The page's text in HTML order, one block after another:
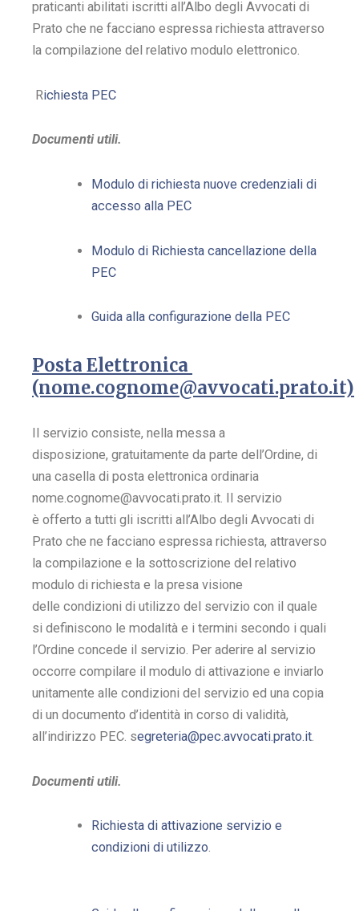
praticanti abilitati iscritti all’Albo degli Avvocati di
Prato che ne facciano espressa richiesta attraverso
la compilazione del relativo modulo elettronico.
Richiesta PEC
Documenti utili.
Modulo di richiesta nuove credenziali di
accesso alla PEC
Modulo di Richiesta cancellazione della
PEC
Guida alla configurazione della PEC
Posta Elettronica
(nome.cognome@avvocati.prato.it)
Il servizio consiste, nella messa a
disposizione, gratuitamente da parte dell’Ordine, di
una casella di posta elettronica ordinaria
nome.cognome@avvocati.prato.it. Il servizio
è offerto a tutti gli iscritti all’Albo degli Avvocati di
Prato che ne facciano espressa richiesta, attraverso
la compilazione e la sottoscrizione del relativo
modulo di richiesta e la presa visione
delle condizioni di utilizzo del servizio con il quale
si definiscono le modalità e i termini secondo i quali
l’Ordine concede il servizio. Per aderire al servizio
occorre compilare il modulo di attivazione e inviarlo
unitamente alle condizioni del servizio ed una copia
di un documento d’identità in corso di validità,
all’indirizzo PEC. segreteria@pec.avvocati.prato.it.
Documenti utili.
Richiesta di attivazione servizio e
condizioni di utilizzo.